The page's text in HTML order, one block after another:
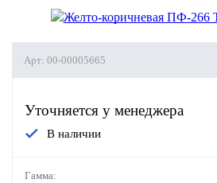
Арт: 00-00005665
Уточняется у менеджера
В наличии
Гамма: